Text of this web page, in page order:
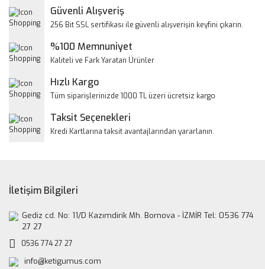
Yorum Yaz
Ürün resmi kalitesiz, bozuk veya görüntülenemiyor.
Ürün bilgilerinde hatalar bulunuyor.
Bu ürüne benzer farklı alternatifler olmalı.
Güvenli Alışveriş
256 Bit SSL sertifikası ile güvenli alışverişin keyfini çıkarın.
%100 Memnuniyet
Kaliteli ve Fark Yaratan Ürünler
Hızlı Kargo
Tüm siparişlerinizde 1000 TL üzeri ücretsiz kargo
Taksit Seçenekleri
Kredi Kartlarına taksit avantajlarından yararlanın.
İletişim Bilgileri
Gediz cd. No: 11/D Kazımdirik Mh. Bornova - İZMİR Tel: 0536 774
27 27
0536 774 27 27
info@ketigumus.com